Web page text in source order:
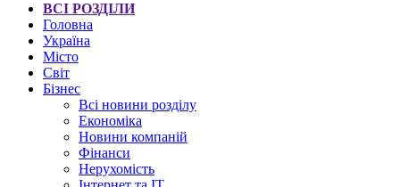
ВСІ РОЗДІЛИ
Головна
Україна
Місто
Світ
Бізнес
Всі новини розділу
Економіка
Новини компаній
Фінанси
Нерухомість